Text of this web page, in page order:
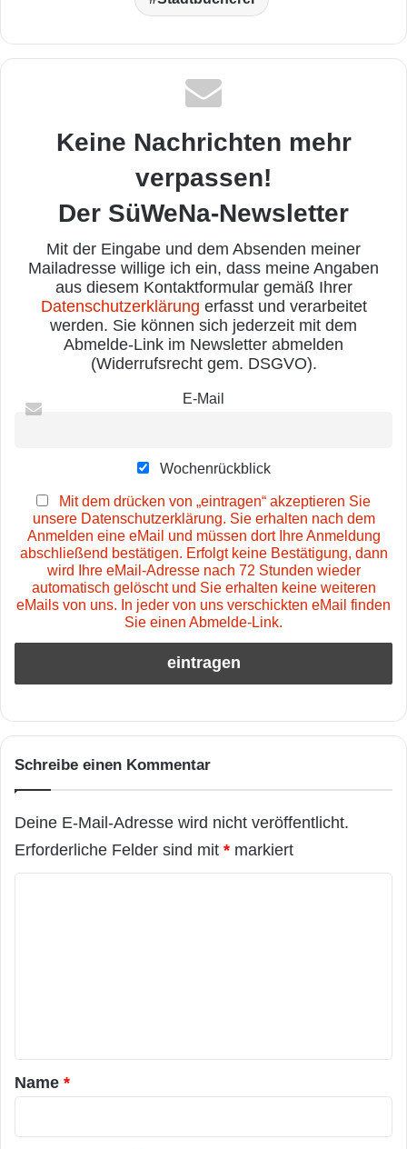
Keine Nachrichten mehr
verpassen!
Der SüWeNa-Newsletter
Mit der Eingabe und dem Absenden meiner
Mailadresse willige ich ein, dass meine Angaben
aus diesem Kontaktformular gemäß Ihrer
Datenschutzerklärung erfasst und verarbeitet
werden. Sie können sich jederzeit mit dem
Abmelde-Link im Newsletter abmelden
(Widerrufsrecht gem. DSGVO).
E-Mail
Wochenrückblick
Mit dem drücken von „eintragen“ akzeptieren Sie
unsere Datenschutzerklärung. Sie erhalten nach dem
Anmelden eine eMail und müssen dort Ihre Anmeldung
abschließend bestätigen. Erfolgt keine Bestätigung, dann
wird Ihre eMail-Adresse nach 72 Stunden wieder
automatisch gelöscht und Sie erhalten keine weiteren
eMails von uns. In jeder von uns verschickten eMail finden
Sie einen Abmelde-Link.
Schreibe einen Kommentar
Deine E-Mail-Adresse wird nicht veröffentlicht.
Erforderliche Felder sind mit * markiert
a
r
*
Name *